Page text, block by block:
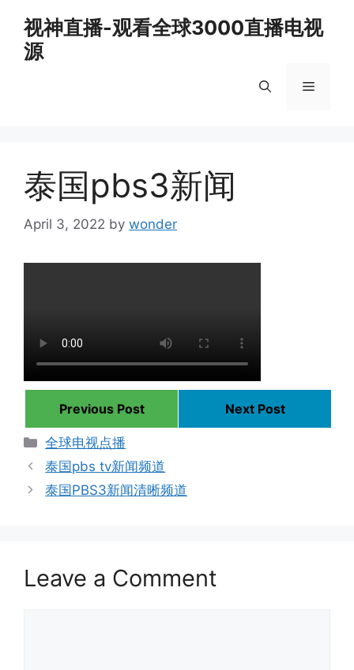
content
视神直播-观看全球3000直播电视
源
Menu
泰国pbs3新闻
April 3, 2022 by wonder
Previous Post
Next Post
Categories
全球电视点播
泰国pbs tv新闻频道
泰国PBS3新闻清晰频道
Leave a Comment